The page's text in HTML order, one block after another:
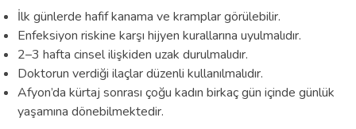
İlk günlerde hafif kanama ve kramplar görülebilir.
Enfeksiyon riskine karşı hijyen kurallarına uyulmalıdır.
2–3 hafta cinsel ilişkiden uzak durulmalıdır.
Doktorun verdiği ilaçlar düzenli kullanılmalıdır.
Afyon’da kürtaj sonrası çoğu kadın birkaç gün içinde günlük
yaşamına dönebilmektedir.